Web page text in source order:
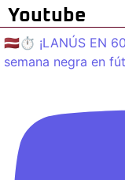
Youtube
🇱🇻⏱️ ¡LANÚS EN
semana negra en